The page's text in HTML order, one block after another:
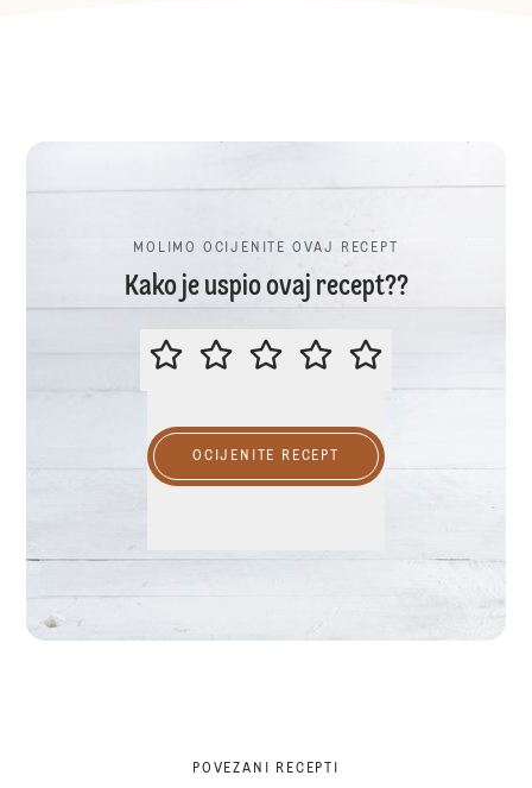
MOLIMO OCIJENITE OVAJ RECEPT
Kako je uspio ovaj recept??
MOLIMO OCIJENITE OVAJ
OCIJENITE RECEPT
POVEZANI RECEPTI